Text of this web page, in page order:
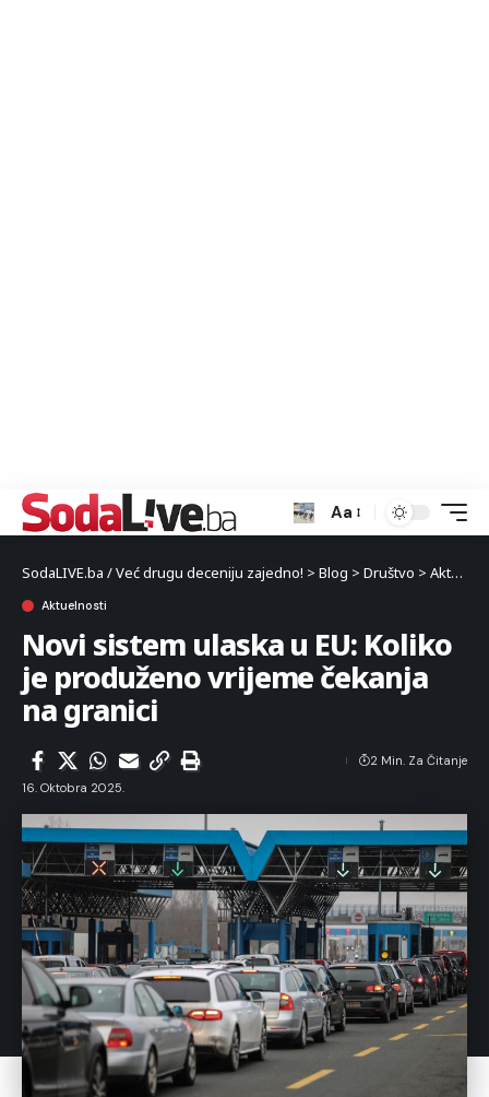
Aa
SodaLIVE.ba / Već drugu deceniju zajedno! > Blog > Društvo > Aktuelnosti
Aktuelnosti
Novi sistem ulaska u EU: Koliko
je produženo vrijeme čekanja
na granici
16. Oktobra 2025.
2 Min. Za Čitanje